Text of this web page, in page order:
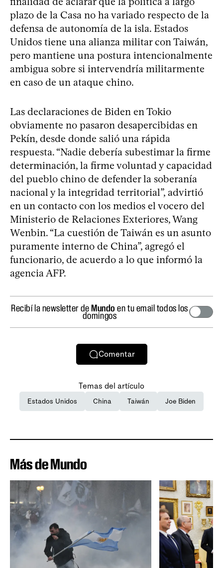
plazo de la Casa no ha variado respecto de la
defensa de autonomía de la isla. Estados
Unidos tiene una alianza militar con Taiwán,
pero mantiene una postura intencionalmente
ambigua sobre si intervendría militarmente
en caso de un ataque chino.
Las declaraciones de Biden en Tokio
obviamente no pasaron desapercibidas en
Pekín, desde donde salió una rápida
respuesta. “Nadie debería subestimar la firme
determinación, la firme voluntad y capacidad
del pueblo chino de defender la soberanía
nacional y la integridad territorial”, advirtió
en un contacto con los medios el vocero del
Ministerio de Relaciones Exteriores, Wang
Wenbin. “La cuestión de Taiwán es un asunto
puramente interno de China”, agregó el
funcionario, de acuerdo a lo que informó la
agencia AFP.
Recibí la newsletter deMundo en tu email todos los
domingos
Comentar
Temas del artículo
Estados Unidos China Taiwán Joe Biden
Más de Mundo